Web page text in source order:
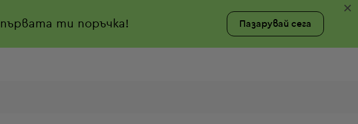
ти поръчка! Пазарувай сега
×